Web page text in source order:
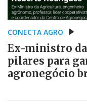
CONECTA AGRO
Ex-ministro
pilares para
agronegócio